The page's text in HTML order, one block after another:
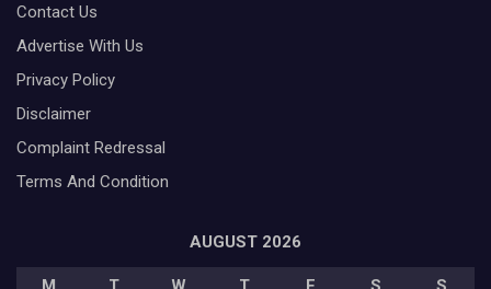
Contact Us
Advertise With Us
Privacy Policy
Disclaimer
Complaint Redressal
Terms And Condition
AUGUST 2026